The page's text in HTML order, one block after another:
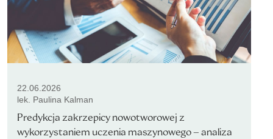
22.06.2026
lek. Paulina Kalman
Predykcja zakrzepicy nowotworowej z
wykorzystaniem uczenia maszynowego – analiza